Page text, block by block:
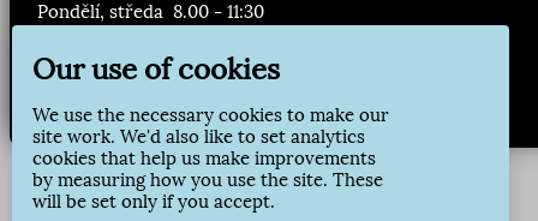
Pondělí, středa 8.00 - 11:30
Přihlásit odběr
Our use of cookies
We use the necessary cookies to make our
site work. We'd also like to set analytics
cookies that help us make improvements
by measuring how you use the site. These
will be set only if you accept.